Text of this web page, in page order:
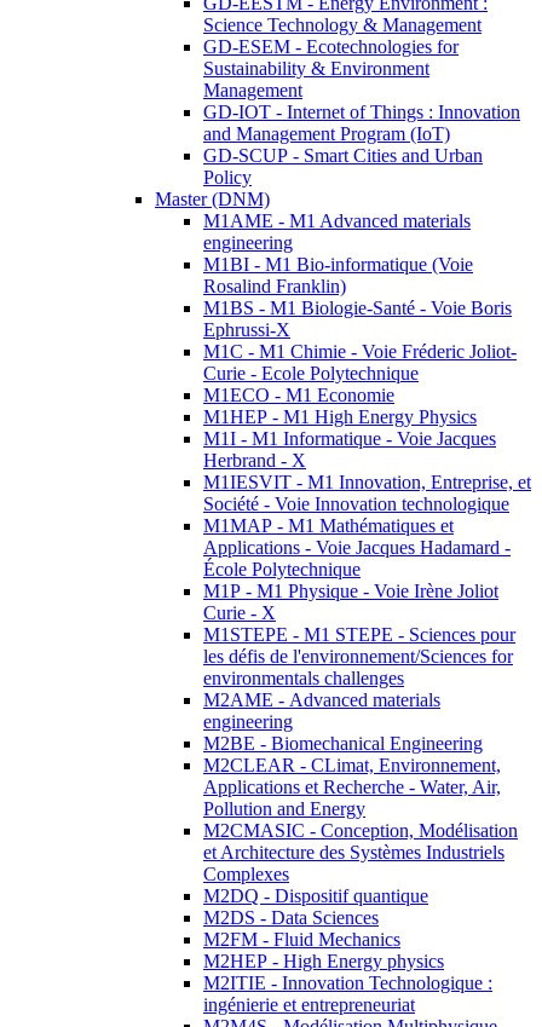
Science Technology & Management
GD-ESEM - Ecotechnologies for
Sustainability & Environment
Management
GD-IOT - Internet of Things : Innovation
and Management Program (IoT)
GD-SCUP - Smart Cities and Urban
Policy
Master (DNM)
M1AME - M1 Advanced materials
engineering
M1BI - M1 Bio-informatique (Voie
Rosalind Franklin)
M1BS - M1 Biologie-Santé - Voie Boris
Ephrussi-X
M1C - M1 Chimie - Voie Fréderic Joliot-
Curie - Ecole Polytechnique
M1ECO - M1 Economie
M1HEP - M1 High Energy Physics
M1I - M1 Informatique - Voie Jacques
Herbrand - X
M1IESVIT - M1 Innovation, Entreprise, et
Société - Voie Innovation technologique
M1MAP - M1 Mathématiques et
Applications - Voie Jacques Hadamard -
École Polytechnique
M1P - M1 Physique - Voie Irène Joliot
Curie - X
M1STEPE - M1 STEPE - Sciences pour
les défis de l'environnement/Sciences for
environmentals challenges
M2AME - Advanced materials
engineering
M2BE - Biomechanical Engineering
M2CLEAR - CLimat, Environnement,
Applications et Recherche - Water, Air,
Pollution and Energy
M2CMASIC - Conception, Modélisation
et Architecture des Systèmes Industriels
Complexes
M2DQ - Dispositif quantique
M2DS - Data Sciences
M2FM - Fluid Mechanics
M2HEP - High Energy physics
M2ITIE - Innovation Technologique :
ingénierie et entrepreneuriat